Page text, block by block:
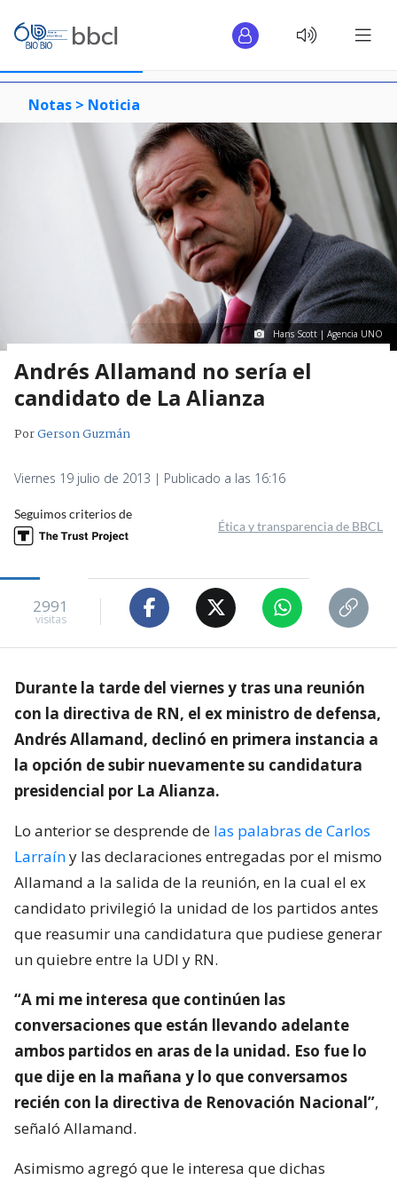
Notas > Noticia
Hans Scott | Agencia UNO
Andrés Allamand no sería el
candidato de La Alianza
PorGerson Guzmán
Viernes 19 julio de 2013 | Publicado a las 16:16
Seguimos criterios de
Ética y transparencia de BBCL
2991
visitas
Durante la tarde del viernes y tras una reunión
con la directiva de RN, el ex ministro de defensa,
Andrés Allamand, declinó en primera instancia a
la opción de subir nuevamente su candidatura
presidencial por La Alianza.
Lo anterior se desprende de las palabras de Carlos
Larraíny las declaraciones entregadas por el mismo
Allamand a la salida de la reunión, en la cual el ex
candidato privilegió la unidad de los partidos antes
que reasumir una candidatura que pudiese generar
un quiebre entre la UDI y RN.
“A mi me interesa que continúen las
conversaciones que están llevando adelante
ambos partidos en aras de la unidad. Eso fue lo
que dije en la mañana y lo que conversamos
recién con la directiva de Renovación Nacional”,
señaló Allamand.
Asimismo agregó que le interesa que dichas